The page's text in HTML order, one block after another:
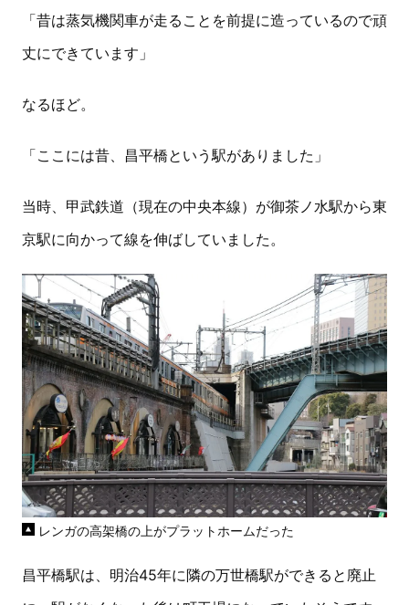
「昔は蒸気機関車が走ることを前提に造っているので頑
丈にできています」
なるほど。
「ここには昔、昌平橋という駅がありました」
当時、甲武鉄道（現在の中央本線）が御茶ノ水駅から東
京駅に向かって線を伸ばしていました。
レンガの高架橋の上がプラットホームだった
昌平橋駅は、明治45年に隣の万世橋駅ができると廃止